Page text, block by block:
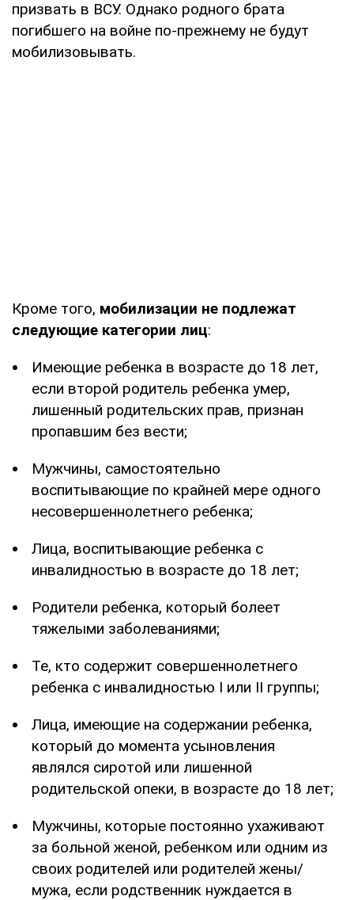
призвать в ВСУ. Однако родного брата
погибшего на войне по-прежнему не будут
мобилизовывать.
Кроме того, мобилизации не подлежат
следующие категории лиц:
Имеющие ребенка в возрасте до 18 лет,
если второй родитель ребенка умер,
лишенный родительских прав, признан
пропавшим без вести;
Мужчины, самостоятельно
воспитывающие по крайней мере одного
несовершеннолетнего ребенка;
Лица, воспитывающие ребенка с
инвалидностью в возрасте до 18 лет;
Родители ребенка, который болеет
тяжелыми заболеваниями;
Те, кто содержит совершеннолетнего
ребенка с инвалидностью I или II группы;
Лица, имеющие на содержании ребенка,
который до момента усыновления
являлся сиротой или лишенной
родительской опеки, в возрасте до 18 лет;
Мужчины, которые постоянно ухаживают
за больной женой, ребенком или одним из
своих родителей или родителей жены/
мужа, если родственник нуждается в